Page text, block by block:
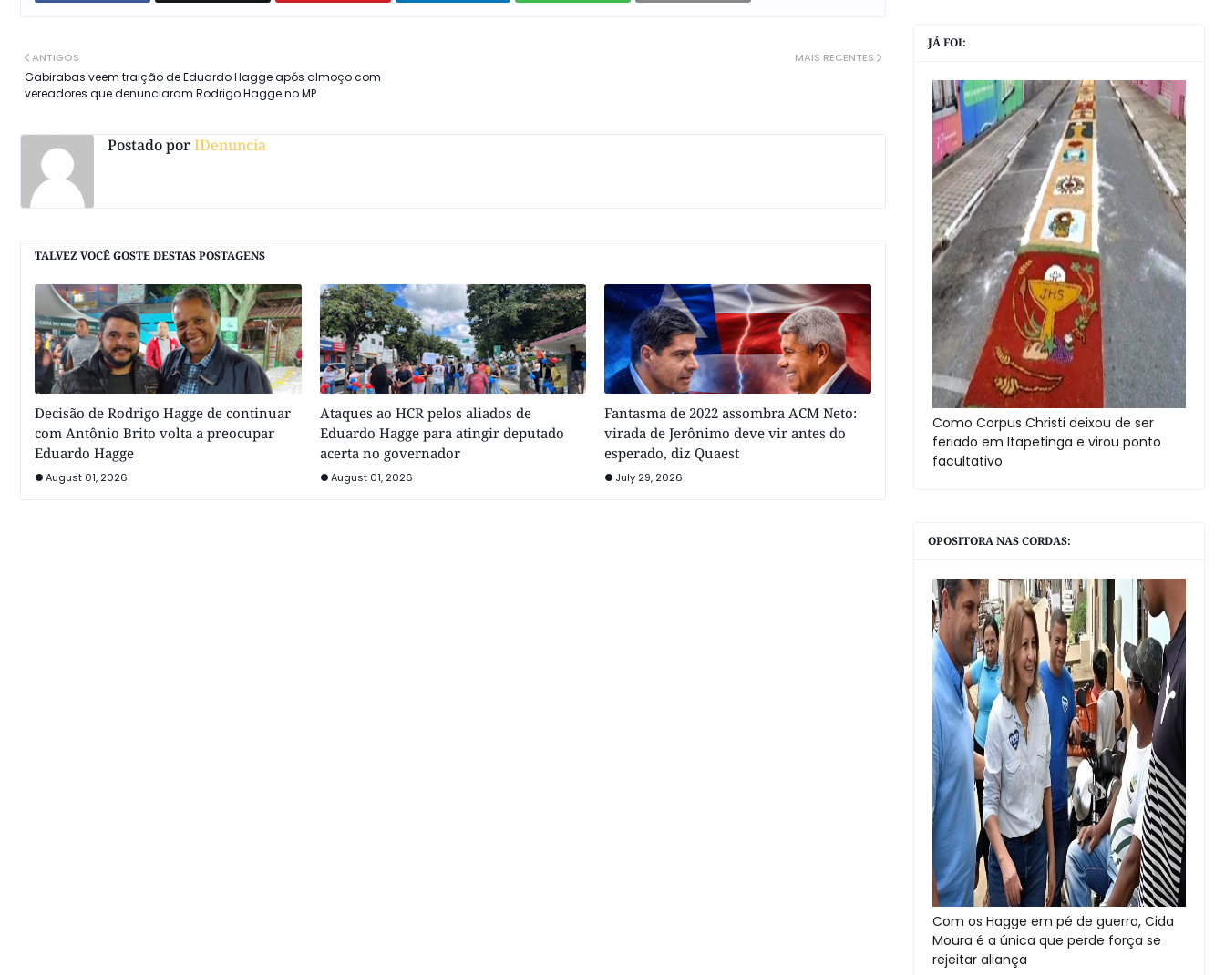
MAIS RECENTES
ANTIGOS
Gabirabas veem traição de Eduardo Hagge após almoço com
vereadores que denunciaram Rodrigo Hagge no MP
Postado porIDenuncia
TALVEZ VOCÊ GOSTE DESTAS POSTAGENS
Decisão de Rodrigo Hagge de continuar
com Antônio Brito volta a preocupar
Eduardo Hagge
August 01, 2026
Ataques ao HCR pelos aliados de
Eduardo Hagge para atingir deputado
acerta no governador
August 01, 2026
Fantasma de 2022 assombra ACM Neto:
virada de Jerônimo deve vir antes do
esperado, diz Quaest
July 29, 2026
JÁ FOI:
Como Corpus Christi deixou de ser
feriado em Itapetinga e virou ponto
facultativo
OPOSITORA NAS CORDAS:
Com os Hagge em pé de guerra, Cida
Moura é a única que perde força se
rejeitar aliança